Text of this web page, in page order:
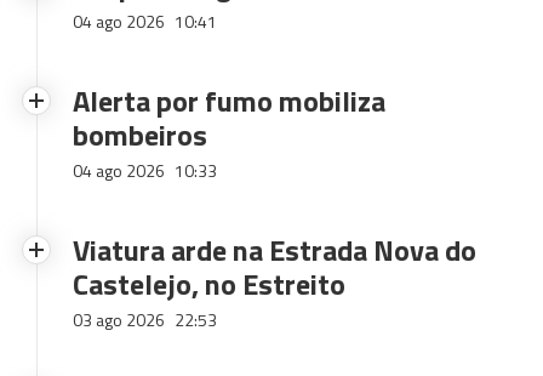
04 ago 2026 10:41
Alerta por fumo mobiliza
bombeiros
04 ago 2026 10:33
Viatura arde na Estrada Nova do
Castelejo, no Estreito
03 ago 2026 22:53